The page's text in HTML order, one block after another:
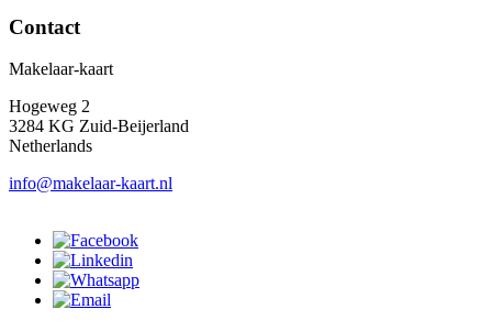
Contact
Makelaar-kaart
Hogeweg 2
3284 KG Zuid-Beijerland
Netherlands
info@makelaar-kaart.nl